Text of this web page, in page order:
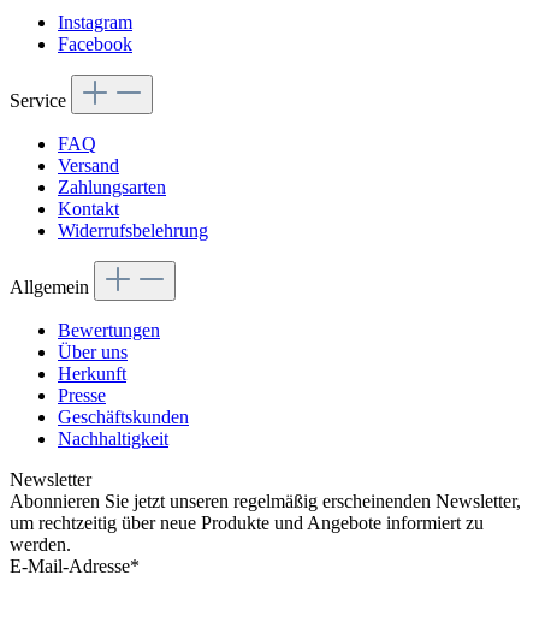
Instagram
Facebook
Service
FAQ
Versand
Zahlungsarten
Kontakt
Widerrufsbelehrung
Allgemein
Bewertungen
Über uns
Herkunft
Presse
Geschäftskunden
Nachhaltigkeit
Newsletter
Abonnieren Sie jetzt unseren regelmäßig erscheinenden Newsletter,
um rechtzeitig über neue Produkte und Angebote informiert zu
werden.
E-Mail-Adresse*